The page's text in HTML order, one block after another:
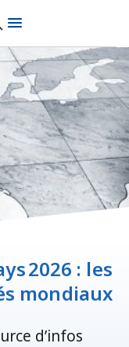
2026 : les
mondiaux
d’infos